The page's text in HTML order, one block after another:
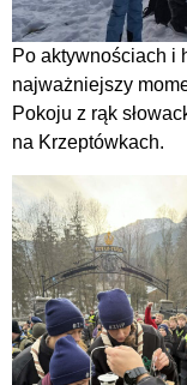
Po aktywnościach i
najważniejszy
Pokoju z rąk
na Krzeptówkach.